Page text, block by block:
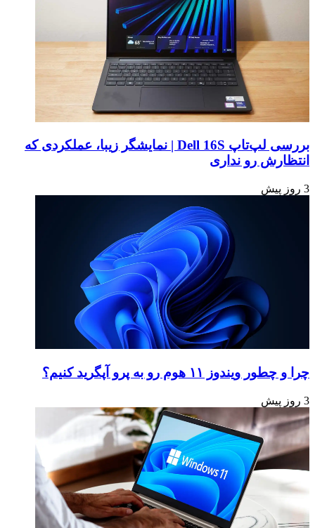
بررسی لپ‌تاپ Dell 16S | نمایشگر زیبا، عملکردی که
انتظارش رو نداری
3 روز پیش
چرا و چطور ویندوز ۱۱ هوم رو به پرو آپگرید کنیم؟
3 روز پیش